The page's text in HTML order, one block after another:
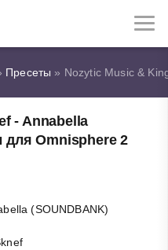
Пресеты » Nozytic Music &
- Annabella
для Omnisphere 2
(SOUNDBANK)